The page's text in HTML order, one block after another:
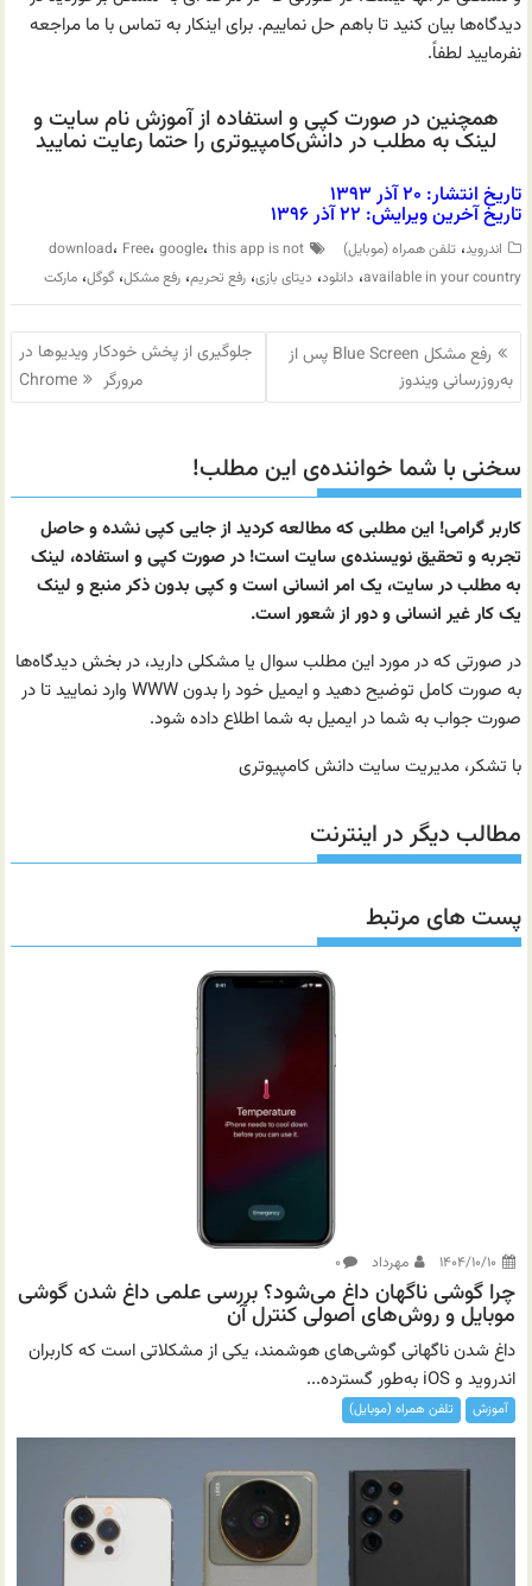
دیدگاه‌ها بیان کنید تا باهم حل نماییم. برای اینکار به تماس با ما مراجعه
نفرمایید لطفاً.
همچنین در صورت کپی و استفاده از آموزش نام سایت و
لینک به مطلب در دانش‌کامپیوتری را حتما رعایت نمایید
تاریخ انتشار: ۲۰ آذر ۱۳۹۳
تاریخ آخرین ویرایش: ۲۲ آذر ۱۳۹۶
اندروید،تلفن همراه (موبایل) download، Free، google، this app is not
available in your country، دانلود، دیتای بازی،رفع تحریم،رفع مشکل،گوگل،مارکت
راهبری
نوشته
رفع مشکل Blue Screen پس از
به‌روزرسانی ویندوز
جلوگیری از پخش خودکار ویدیوها در
مرورگر Chrome
سخنی با شما خواننده‌ی این مطلب!
کاربر گرامی! این مطلبی که مطالعه کردید از جایی کپی نشده و حاصل
تجربه و تحقیق نویسنده‌ی سایت است! در صورت کپی و استفاده، لینک
به مطلب در سایت، یک امر انسانی است و کپی بدون ذکر منبع و لینک
یک کار غیر انسانی و دور از شعور است.
در صورتی که در مورد این مطلب سوال یا مشکلی دارید، در بخش دیدگاه‌ها
به صورت کامل توضیح دهید و ایمیل خود را بدون WWW وارد نمایید تا در
صورت جواب به شما در ایمیل به شما اطلاع داده شود.
با تشکر، مدیریت سایت دانش کامپیوتری
مطالب دیگر در اینترنت
پست های مرتبط
مهرداد ۰
چرا گوشی ناگهان داغ می‌شود؟ بررسی علمی داغ شدن گوشی
موبایل و روش‌های اصولی کنترل آن
داغ شدن ناگهانی گوشی‌های هوشمند، یکی از مشکلاتی است که کاربران
اندروید و iOS به‌طور گسترده...
آموزش تلفن همراه (موبایل)